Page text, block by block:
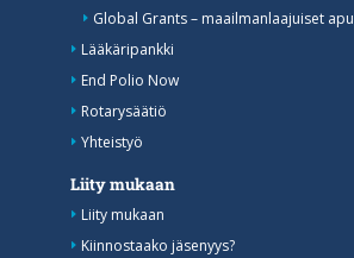
Global Grants – maailmanlaajuiset
Lääkäripankki
End Polio Now
Rotarysäätiö
Yhteistyö
Liity mukaan
Liity mukaan
Kiinnostaako jäsenyys?